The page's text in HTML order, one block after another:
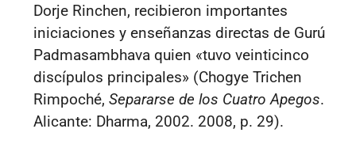
Dorje Rinchen, recibieron importantes
iniciaciones y enseñanzas directas de Gurú
Padmasambhava quien «tuvo veinticinco
discípulos principales» (Chogye Trichen
Rimpoché, Separarse de los Cuatro Apegos.
Alicante: Dharma, 2002. 2008, p. 29).